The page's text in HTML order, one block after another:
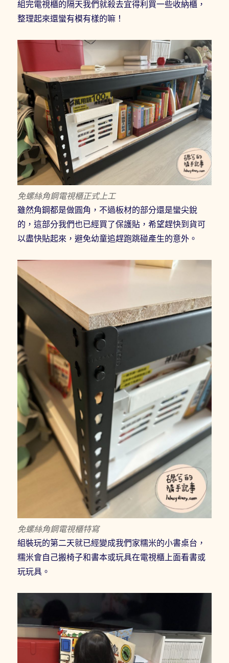
組完電視櫃的隔天我們就殺去宜得利買一些收納櫃，
整理起來還蠻有模有樣的嘛！
免螺絲角鋼電視櫃正式上工
雖然角鋼都是做圓角，不過板材的部分還是蠻尖銳
的，這部分我們也已經買了保護貼，希望趕快到貨可
以盡快貼起來，避免幼童追趕跑跳碰產生的意外。
免螺絲角鋼電視櫃特寫
組裝玩的第二天就已經變成我們家糯米的小書桌台，
糯米會自己搬椅子和書本或玩具在電視櫃上面看書或
玩玩具。